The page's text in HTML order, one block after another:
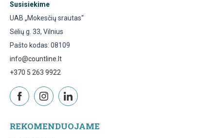
Susisiekime
UAB „Mokesčių srautas“
Sėlių g. 33, Vilnius
Pašto kodas: 08109
info@countline.lt
+370 5 263 9922
REKOMENDUOJAME